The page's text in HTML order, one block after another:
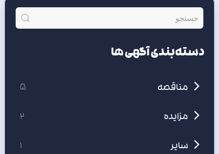
دسته‌بندی‌ آگهی ها
مناقصه
مزایده
سایر